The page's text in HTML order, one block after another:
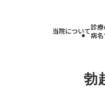
当院について診
病
勃